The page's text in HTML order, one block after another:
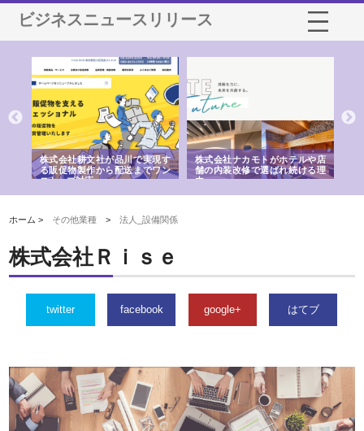
ビジネスニュースリリース
株式会社耕文社が品川で実現す
る販促物製作から配送までワン
ストップ対応
株式会社ナカモトがホテルや店
舗の内装改修で選ばれ続ける理
由
ホーム > その他業種 >法人_設備関係
株式会社Ｒｉｓｅ
twitter facebook google+ はてブ